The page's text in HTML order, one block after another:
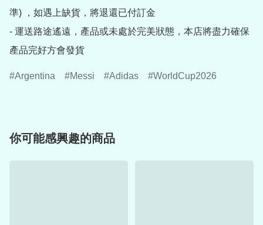
準) ，如遇上缺貨，將退還已付訂金
- 運送路途遙遠，產品或未處於完美狀態，本店將盡力確保
產品完好方會發貨
Argentina Messi Adidas WorldCup2026
你可能感興趣的商品